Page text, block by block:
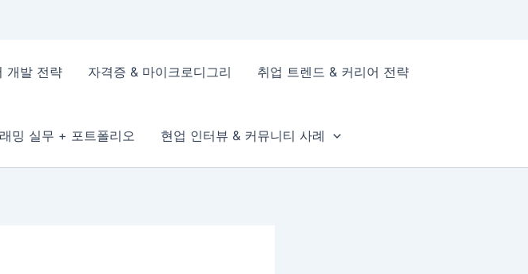
개발 전략 자격증 & 마이크로디그리 취업 트렌드 & 커리어 전략
밍 실무 + 포트폴리오 현업 인터뷰 & 커뮤니티 사례